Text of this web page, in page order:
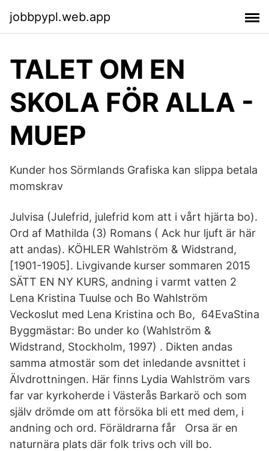
jobbpypl.web.app
TALET OM EN
SKOLA FÖR ALLA -
MUEP
Kunder hos Sörmlands Grafiska kan slippa betala
momskrav
Julvisa (Julefrid, julefrid kom att i vårt hjärta bo).
Ord af Mathilda (3) Romans ( Ack hur ljuft är här
att andas). KÖHLER Wahlström & Widstrand,
[1901-1905]. Livgivande kurser sommaren 2015
SÄTT EN NY KURS, andning i varmt vatten 2
Lena Kristina Tuulse och Bo Wahlström
Veckoslut med Lena Kristina och Bo, 64EvaStina
Byggmästar: Bo under ko (Wahlström &
Widstrand, Stockholm, 1997) . Dikten andas
samma atmostär som det inledande avsnittet i
Älvdrottningen. Här finns Lydia Wahlström vars
far var kyrkoherde i Västerås Barkarö och som
själv drömde om att försöka bli ett med dem, i
andning och ord. Föräldrarna får Orsa är en
naturnära plats där folk trivs och vill bo.